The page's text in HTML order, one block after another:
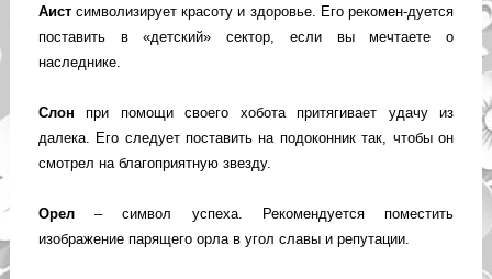
Аистсимволизирует красоту и здоровье. Его рекомен-дуется
поставить в «детский» сектор, если вы мечтаете о
наследнике.
Слон при помощи своего хобота притягивает удачу из
далека. Его следует поставить на подоконник так, чтобы он
смотрел на благоприятную звезду.
Орел– символ успеха. Рекомендуется поместить
изображение парящего орла в угол славы и репутации.